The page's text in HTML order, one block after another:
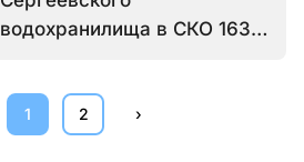
водохранилища в СКО 163%,
1 2 ›